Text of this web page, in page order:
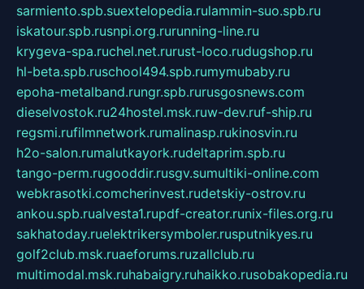
sarmiento.spb.suextelopedia.rulammin-suo.spb.ru
iskatour.spb.rusnpi.org.rurunning-line.ru
krygeva-spa.ruchel.net.rurust-loco.rudugshop.ru
hl-beta.spb.ruschool494.spb.rumymubaby.ru
epoha-metalband.rungr.spb.rurusgosnews.com
dieselvostok.ru24hostel.msk.ruw-dev.ruf-ship.ru
regsmi.rufilmnetwork.rumalinasp.rukinosvin.ru
h2o-salon.rumalutkayork.rudeltaprim.spb.ru
tango-perm.rugooddir.rusgv.sumultiki-online.com
webkrasotki.comcherinvest.rudetskiy-ostrov.ru
ankou.spb.rualvesta1.rupdf-creator.runix-files.org.ru
sakhatoday.ruelektrikersymboler.rusputnikyes.ru
golf2club.msk.ruaeforums.ruzallclub.ru
multimodal.msk.ruhabaigry.ruhaikko.rusobakopedia.ru